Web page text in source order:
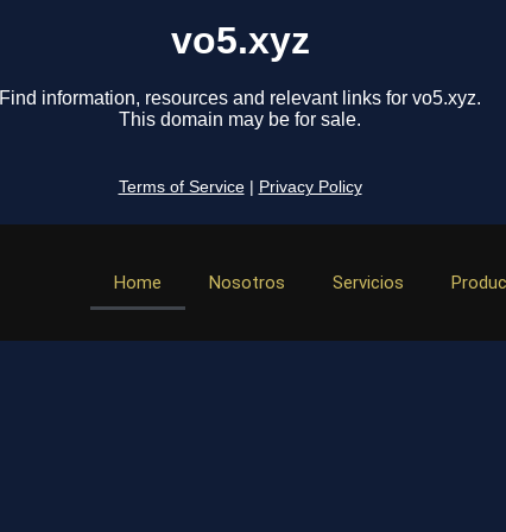
vo5.xyz
Find information, resources and relevant links for vo5.xyz.
This domain may be for sale.
Terms of Service Privacy Policy
Home Nosotros Servicios